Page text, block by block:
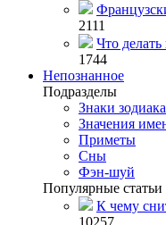
2111
Что
1744
Непознанное
Подразделы
Знаки зодиака
Значения
Приметы
Сны
Фэн-шуй
Популярные статьи
К чему
10257